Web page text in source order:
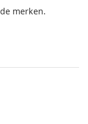
merken.